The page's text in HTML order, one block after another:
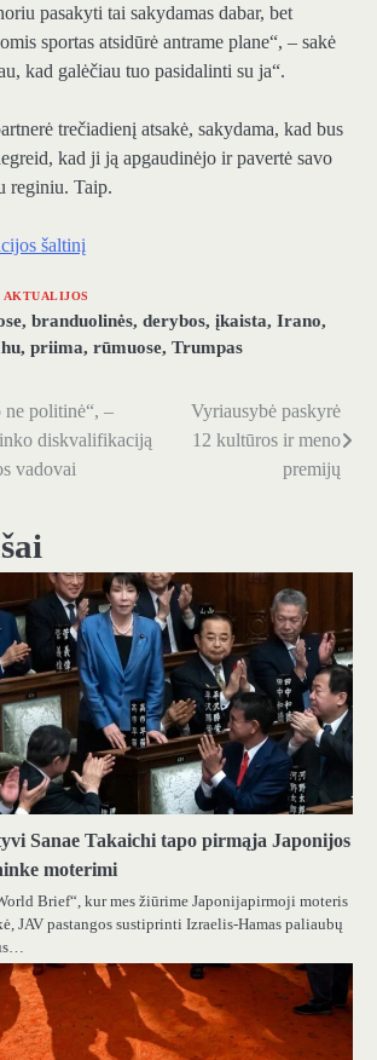
pasakyti tai sakydamas dabar, bet
sportas atsidūrė antrame plane“, – sakė
kad galėčiau tuo pasidalinti su ja“.
trečiadienį atsakė, sakydama, kad bus
kad ji ją apgaudinėjo ir pavertė savo
reginiu. Taip.
šaltinį
AKTUALIJOS
, branduolinės, derybos, įkaista, Irano,
, priima, rūmuose, Trumpas
ne politinė“, –
diskvalifikaciją
vadovai
Vyriausybė paskyrė
12 kultūros ir meno
premijų
Sanae Takaichi tapo pirmąja Japonijos
moterimi
Brief“, kur mes žiūrime Japonijapirmoji moteris
JAV pastangos sustiprinti Izraelis-Hamas paliaubų